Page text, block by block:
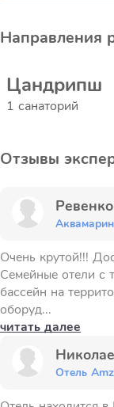
Направления
Цандрипш
1 санаторий
Отзывы
Очень крутой!!!
Семейные отели с
бассейн на
оборуд...
читать далее
Отель